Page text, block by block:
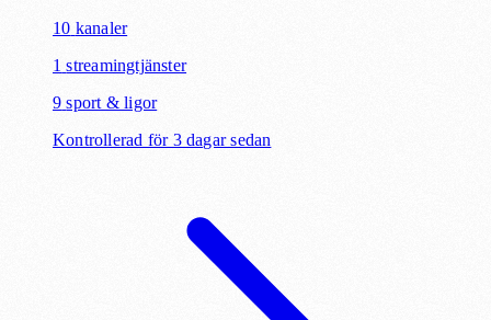
10 kanaler
1 streamingtjänster
9 sport & ligor
Kontrollerad för 3 dagar sedan